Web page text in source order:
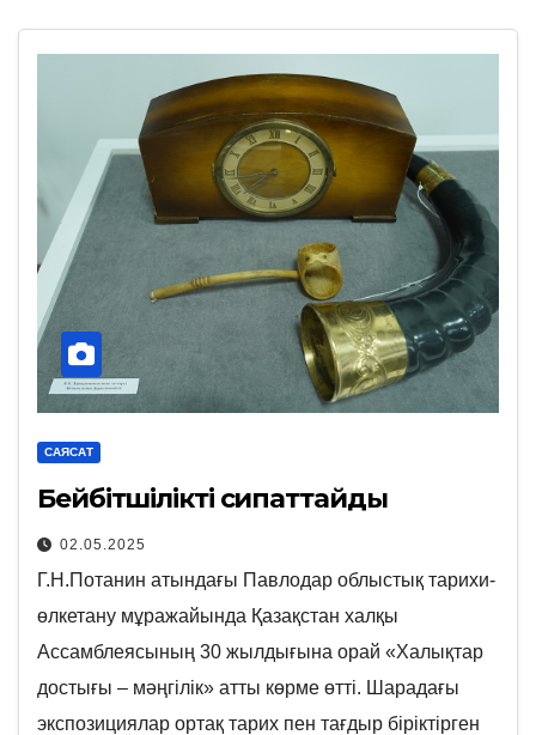
САЯСАТ
Бейбітшілікті сипаттайды
02.05.2025
Г.Н.Потанин атындағы Павлодар облыстық тарихи-
өлкетану мұражайында Қазақстан халқы
Ассамблеясының 30 жылдығына орай «Халықтар
достығы – мәңгілік» атты көрме өтті. Шарадағы
экспозициялар ортақ тарих пен тағдыр біріктірген